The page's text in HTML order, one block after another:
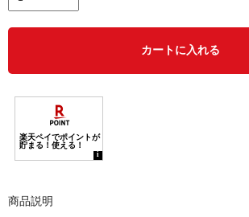
カートに入れる
商品説明